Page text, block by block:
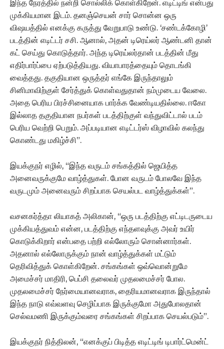
இந்த நேரத்தில் நன்றி சொல்லிக் கொள்கிறேன். எடிட்டிங் என்பது
முக்கியமான இடம். தனஞ்செயன் சார் சொன்ன ஒரு
விஷயத்தில் எனக்கு கருத்து வேறுபாடு உண்டு. ‘சண்டக்கோழி’
படத்தின் எடிட்டர் சசி. ஆனால், அதன் டிரெய்லர் ஆண்டனி தான்
கட் செய்து கொடுத்தார். அந்த டிரெய்லர்தான் படத்தின் மீது
எதிர்பார்ப்பை ஏற்படுத்தியது. வியாபாரத்தையும் தொடங்கி
வைத்தது. தகுதியான ஒருத்தர் எங்கே இருந்தாலும்
சினிமாவிற்குள் சேர்த்துக் கொள்வதுதான் நம்முடைய வேலை.
அதை பெரிய பிரச்சினையாக பார்க்க வேண்டியதில்லை. ஈகோ
இல்லாத தகுதியான நபர்கள் படத்திற்குள் வந்துவிட்டால் படம்
பெரிய வெற்றி பெறும். அப்படியான எடிட்டர்ஸ் விழாவில் கலந்து
கொண்டது மகிழ்ச்சி”.
இயக்குநர் எழில், “இந்த வருடம் சங்கத்தில் ஜெயித்த
அனைவருக்குமே வாழ்த்துகள். போன வருடம் போலவே இந்த
வருடமும் அனைவரும் சிறப்பாக செயல்பட வாழ்த்துக்கள்”.
வசனகர்த்தா லியாகத் அலிகான், “ஒரு படத்திற்கு எட்டிடருடைய
முக்கியத்துவம் என்ன, படத்திற்கு எந்தளவுக்கு அவர் உயிர்
கொடுக்கிறார் என்பதை பற்றி எல்லோரும் சொன்னார்கள்.
அதனால் எல்லோருக்கும் நான் வாழ்த்துக்கள் மட்டும்
தெரிவித்துக் கொள்கிறேன். சங்கங்கள் ஒவ்வொன்றுமே
அமைச்சர் மாதிரி, பெப்சி தலைவர் முதலமைச்சர் போல.
முதலமைச்சர் நேர்மையானவராக, தைரியமானவராக இருந்தால்
இந்த நாடு எவ்வளவு செழிப்பாக இருக்குமோ அதுபோலதான்
செல்வமணி இருக்கும்வரை சங்கங்கள் சிறப்பாக செயல்படும்”.
இயக்குநர் நித்திலன், “எனக்குப் பிடித்த எடிட்டிங் டிபார்ட்மென்ட்